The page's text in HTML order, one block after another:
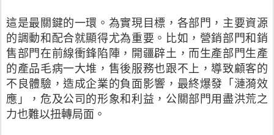
這是最關鍵的一環。為實現目標，各部門，主要資源
的調動和配合就顯得尤為重要。比如，營銷部門和銷
售部門在前線衝鋒陷陣，開疆辟土，而生產部門生產
的產品毛病一大堆，售後服務也跟不上，導致顧客的
不良體驗，造成企業的負面影響，最終爆發「漣漪效
應」，危及公司的形象和利益，公關部門用盡洪荒之
力也難以扭轉局面。